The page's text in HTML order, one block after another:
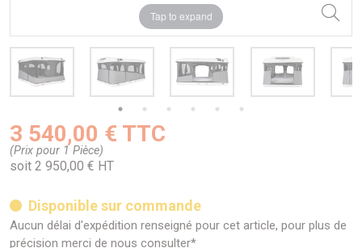
Tap to expand
3 540,00 € TTC
(Prix pour 1 Pièce)
soit 2 950,00 € HT
Disponible sur commande
Aucun délai d'expédition renseigné pour cet article, pour plus de
précision merci de nous consulter*